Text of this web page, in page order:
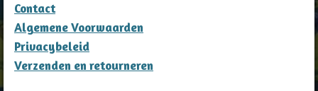
Contact
Algemene Voorwaarden
Privacybeleid
Verzenden en retourneren